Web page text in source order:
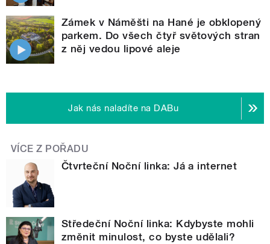
Zámek v Náměšti na Hané je obklopený
parkem. Do všech čtyř světových stran
z něj vedou lipové aleje
Jak nás naladíte na DABu
VÍCE Z POŘADU
Čtvrteční Noční linka: Já a internet
Středeční Noční linka: Kdybyste mohli
změnit minulost, co byste udělali?